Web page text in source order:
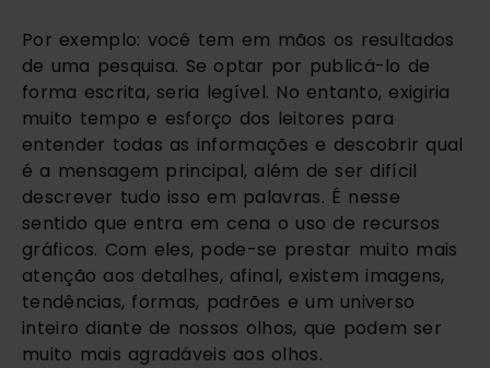
Por exemplo: você tem em mãos os resultados
de uma pesquisa. Se optar por publicá-lo de
forma escrita, seria legível. No entanto, exigiria
muito tempo e esforço dos leitores para
entender todas as informações e descobrir qual
é a mensagem principal, além de ser difícil
descrever tudo isso em palavras. É nesse
sentido que entra em cena o uso de recursos
gráficos. Com eles, pode-se prestar muito mais
atenção aos detalhes, afinal, existem imagens,
tendências, formas, padrões e um universo
inteiro diante de nossos olhos, que podem ser
muito mais agradáveis aos olhos.